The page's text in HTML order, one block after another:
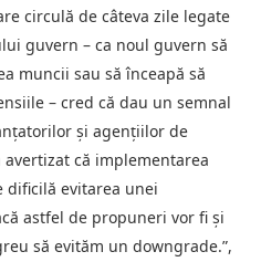
circulă de câteva zile legate
guvern – ca noul guvern să
muncii sau să înceapă să
– cred că dau un semnal
și agențiilor de
că implementarea
dificilă evitarea unei
astfel de propuneri vor fi și
să evităm un downgrade.”,